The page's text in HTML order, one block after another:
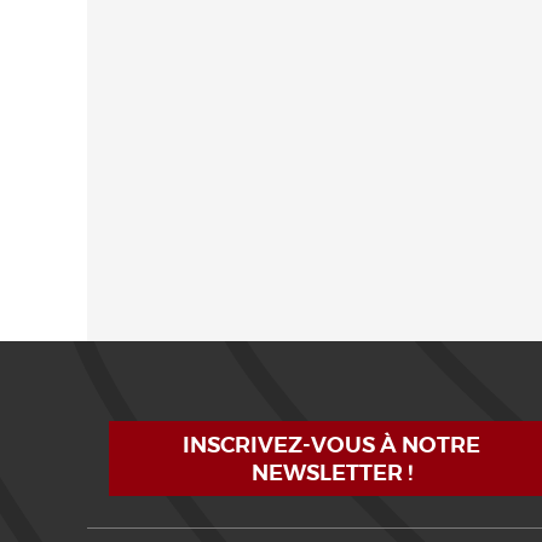
INSCRIVEZ-VOUS À NOTRE
NEWSLETTER !